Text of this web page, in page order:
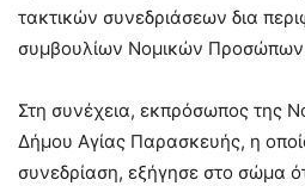
τακτικών συνεδριάσεων δια
συμβουλίων Νομικών
Στη συνέχεια, εκπρόσωπος της
Δήμου Αγίας Παρασκευής, η
συνεδρίαση, εξήγησε στο σώμα